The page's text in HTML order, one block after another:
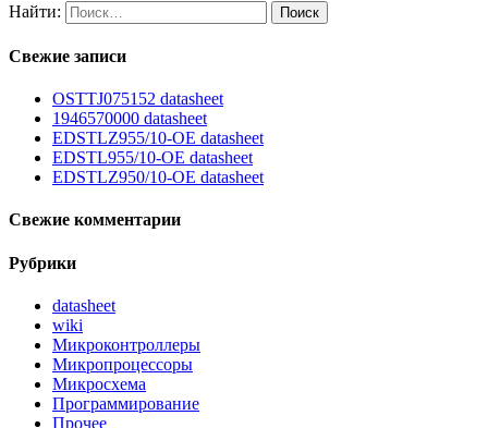
Найти:
Свежие записи
OSTTJ075152 datasheet
1946570000 datasheet
EDSTLZ955/10-OE datasheet
EDSTL955/10-OE datasheet
EDSTLZ950/10-OE datasheet
Свежие комментарии
Рубрики
datasheet
wiki
Микроконтроллеры
Микропроцессоры
Микросхема
Программирование
Прочее